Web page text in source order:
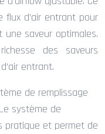
flux d’air entrant pour
saveur optimales.
des saveurs
entrant.
de remplissage
système de
pratique et permet de